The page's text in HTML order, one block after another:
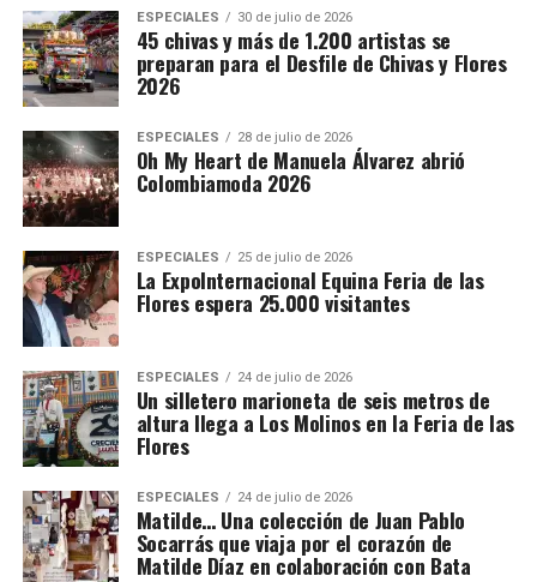
ESPECIALES 30 de julio de 2026
45 chivas y más de 1.200 artistas se
preparan para el Desfile de Chivas y Flores
2026
ESPECIALES 28 de julio de 2026
Oh My Heart de Manuela Álvarez abrió
Colombiamoda 2026
ESPECIALES 25 de julio de 2026
La ExpoInternacional Equina Feria de las
Flores espera 25.000 visitantes
ESPECIALES 24 de julio de 2026
Un silletero marioneta de seis metros de
altura llega a Los Molinos en la Feria de las
Flores
ESPECIALES 24 de julio de 2026
Matilde… Una colección de Juan Pablo
Socarrás que viaja por el corazón de
Matilde Díaz en colaboración con Bata